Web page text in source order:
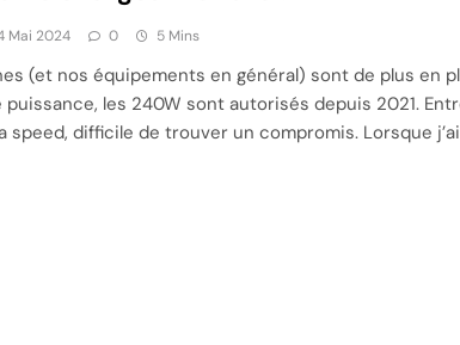
Mai 2024 0 5 Mins
(et nos équipements en général) sont de plus en
puissance, les 240W sont autorisés depuis 2021.
speed, difficile de trouver un compromis. Lorsque